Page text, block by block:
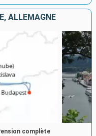
ALLEMAGNE
complète